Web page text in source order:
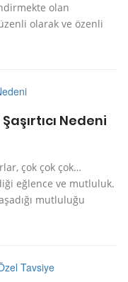
olan
olarak ve özenli
Nedeni
çok çok çok…
eğlence ve mutluluk.
mutluluğu